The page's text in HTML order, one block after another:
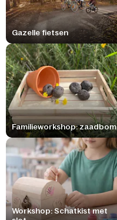
Gazelle fietsen
Familieworkshop: zaadbom
Workshop: Schatkist met